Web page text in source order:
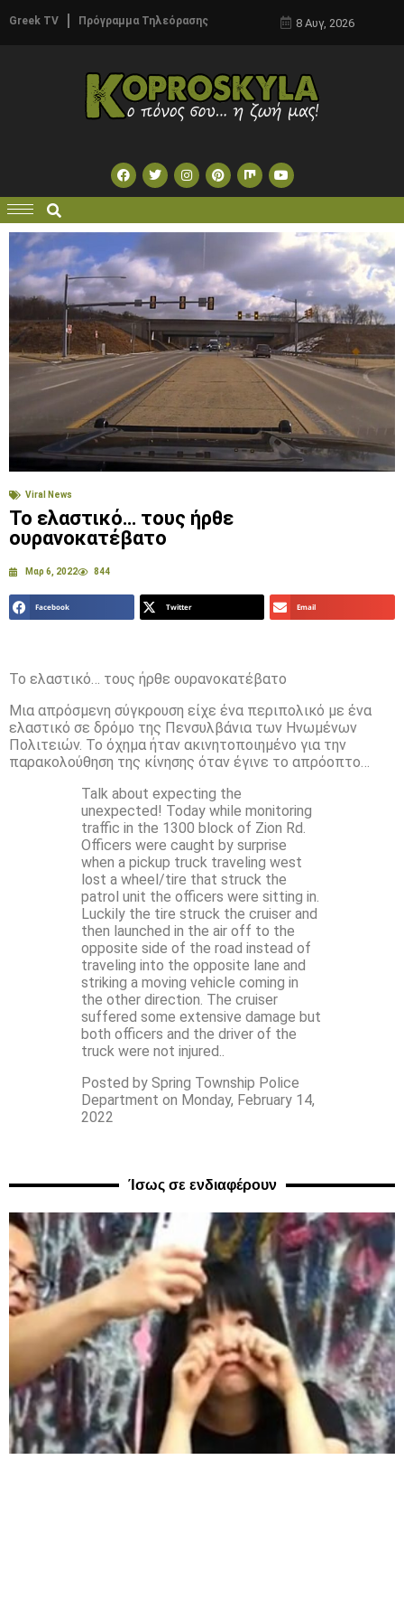
Greek TV Πρόγραμμα Τηλεόρασης 8 Αυγ, 2026
Viral News
Το ελαστικό… τους ήρθε
ουρανοκατέβατο
Μαρ 6, 2022 844
Facebook Twitter Email
Το ελαστικό… τους ήρθε ουρανοκατέβατο
Μια απρόσμενη σύγκρουση είχε ένα περιπολικό με ένα
ελαστικό σε δρόμο της Πενσυλβάνια των Ηνωμένων
Πολιτειών. Το όχημα ήταν ακινητοποιημένο για την
παρακολούθηση της κίνησης όταν έγινε το απρόοπτο…
Talk about expecting the
unexpected! Today while monitoring
traffic in the 1300 block of Zion Rd.
Officers were caught by surprise
when a pickup truck traveling west
lost a wheel/tire that struck the
patrol unit the officers were sitting in.
Luckily the tire struck the cruiser and
then launched in the air off to the
opposite side of the road instead of
traveling into the opposite lane and
striking a moving vehicle coming in
the other direction. The cruiser
suffered some extensive damage but
both officers and the driver of the
truck were not injured..
Posted by Spring Township Police
Department on Monday, February 14,
2022
Ίσως σε ενδιαφέρουν